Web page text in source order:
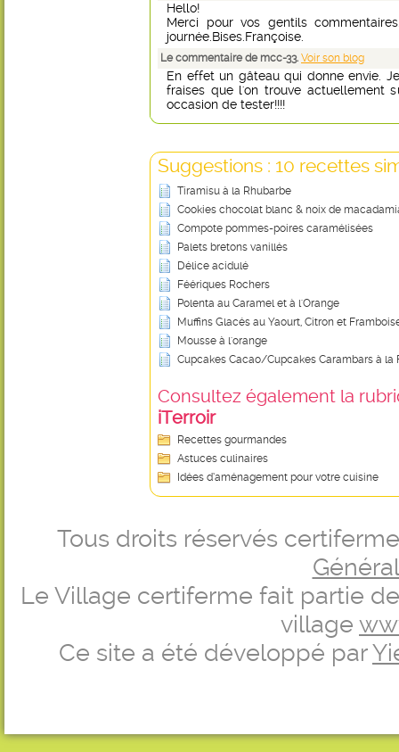
Hello!
Merci pour vos gentils
journée.Bises.Françoise.
Le commentaire de mcc-33. Voir son blog
En effet un gâteau qui donne envie.
fraises que l'on trouve actuellement
occasion de tester!!!!
Suggestions : 10 recettes
Tiramisu à la Rhubarbe
Cookies chocolat blanc & noix de
Compote pommes-poires caramélisées
Palets bretons vanillés
Délice acidulé
Féériques Rochers
Polenta au Caramel et à l'Orange
Muffins Glacés au Yaourt, Citron et
Mousse à l'orange
Cupcakes Cacao/Cupcakes Carambars à la
Consultez également la
iTerroir
Recettes gourmandes
Astuces culinaires
Idées d’aménagement pour votre cuisine
Tous droits réservés
Le Village certiferme fait partie
village
Ce site a été développé par